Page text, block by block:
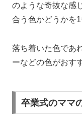
のような奇抜な感
合う色かどうかを
落ち着いた色であ
ーなどの色がおす
卒業式のママ